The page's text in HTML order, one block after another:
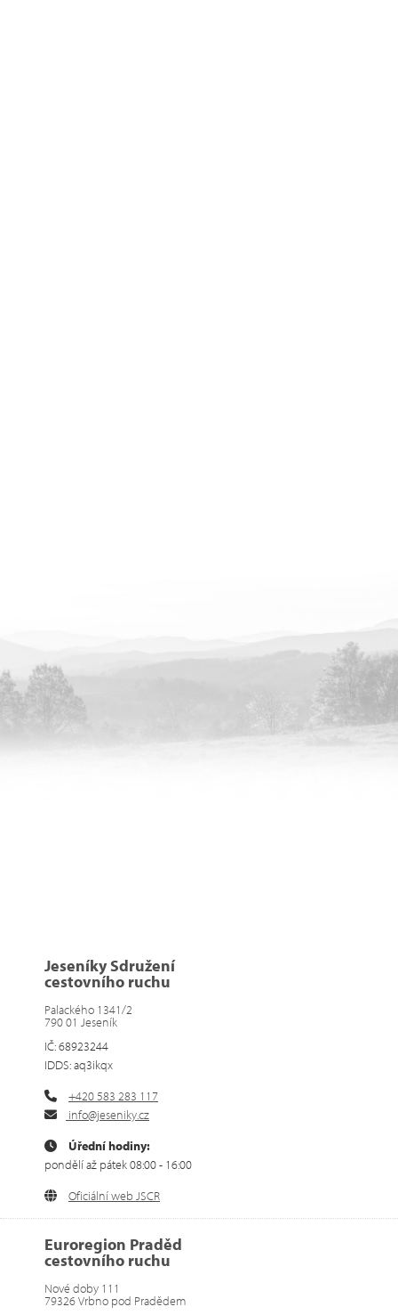
Jeseníky Sdružení
cestovního ruchu
Palackého 1341/2
790 01 Jeseník
IČ: 68923244
IDDS: aq3ikqx
+420 583 283 117
info@jeseniky.cz
Úřední hodiny:
pondělí až pátek 08:00 - 16:00
Oficiální web JSCR
Euroregion Praděd
cestovního ruchu
Nové doby 111
79326 Vrbno pod Pradědem